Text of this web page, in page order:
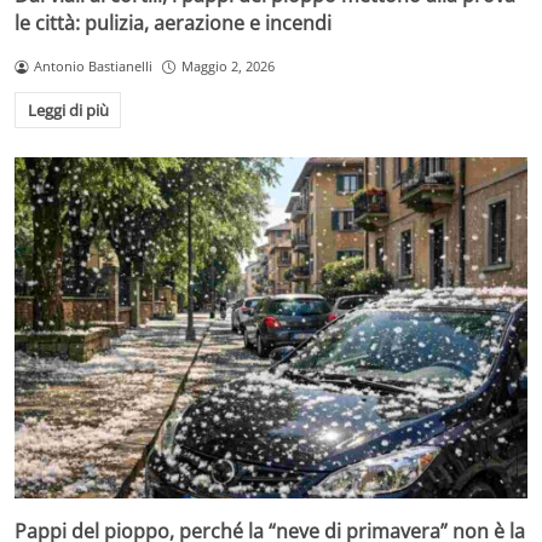
le città: pulizia, aerazione e incendi
Antonio Bastianelli Maggio 2, 2026
Leggi di più
Pappi del pioppo, perché la “neve di primavera” non è la